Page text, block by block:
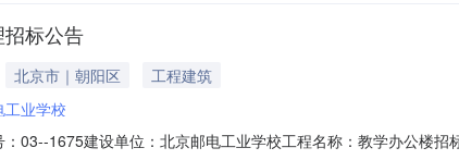
标公告
北京市｜朝阳区
工程建筑
工业学校
：03--1675建设单位：北京邮电工业学校工程名称：教学办公楼